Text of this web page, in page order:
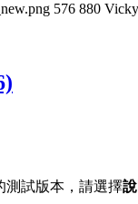
576 880
測試版本，請選擇